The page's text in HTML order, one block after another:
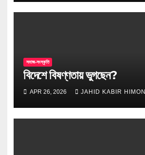
সমাজ-সংস্কৃতি
বিদেশে বিষণ্ণতায় ভুগছেন?
APR 26, 2026 JAHID KABIR HIMON